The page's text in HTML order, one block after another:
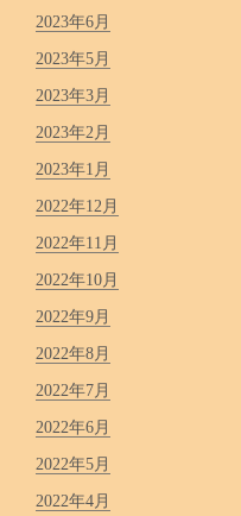
2023年6月
2023年5月
2023年3月
2023年2月
2023年1月
2022年12月
2022年11月
2022年10月
2022年9月
2022年8月
2022年7月
2022年6月
2022年5月
2022年4月